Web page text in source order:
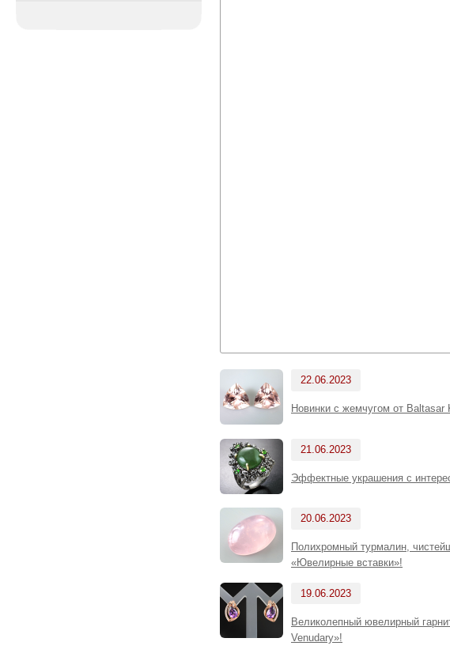
22.06.2023
Новинки с жемчугом от Baltasar
21.06.2023
Эффектные украшения с
20.06.2023
Полихромный турмалин,
«Ювелирные вставки»!
19.06.2023
Великолепный ювелирный
Venudary»!